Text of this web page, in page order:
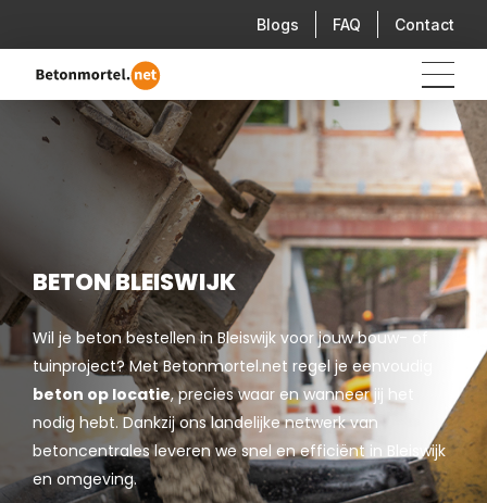
Blogs FAQ Contact
BETON BLEISWIJK
Wil je beton bestellen in Bleiswijk voor jouw bouw- of
tuinproject? Met Betonmortel.net regel je eenvoudig
beton op locatie, precies waar en wanneer jij het
nodig hebt. Dankzij ons landelijke netwerk van
betoncentrales leveren we snel en efficiënt in Bleiswijk
en omgeving.